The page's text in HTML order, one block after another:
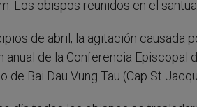
r
Los obispos reunidos en el
de abril, la agitación causada
anual de la Conferencia Episcopal
de Bai Dau Vung Tau (Cap St